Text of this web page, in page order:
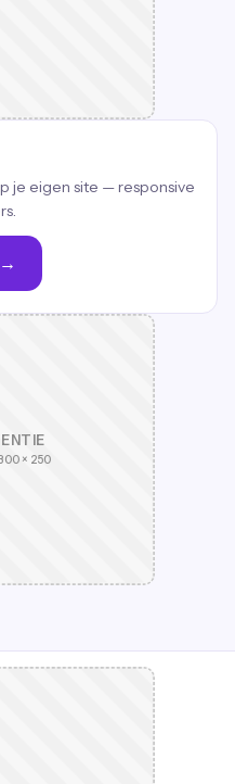
je eigen site — responsive
× 250